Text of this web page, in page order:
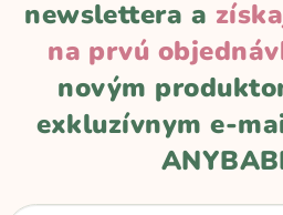
BUBBLE GUM
Na sklade
€3,92
newslettera a
na prvú
novým
exkluzívnym e-